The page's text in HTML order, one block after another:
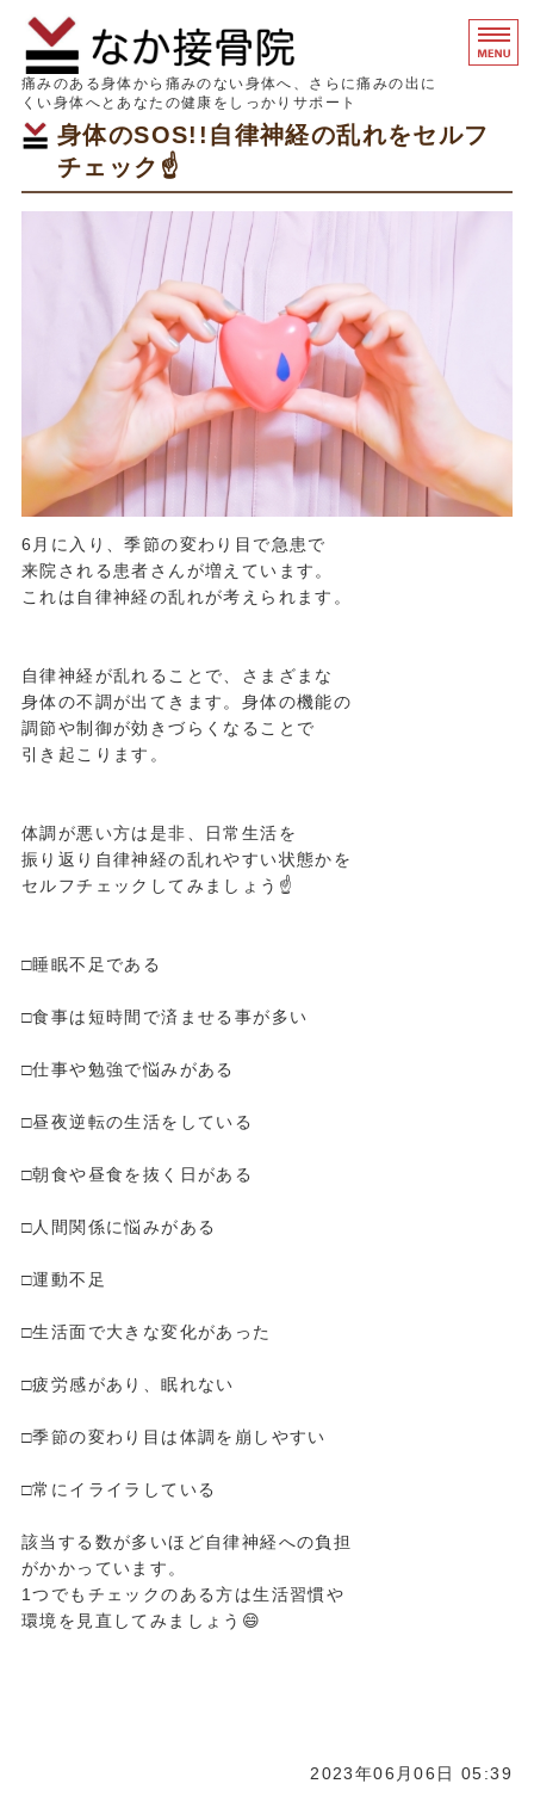
なか接骨院
痛みのある身体から痛みのない身体へ、さらに痛みの出に
くい身体へとあなたの健康をしっかりサポート
ホーム
初めての方へ
症状別 痛みの原因
身体のSOS!!自律神経の乱れをセルフ
チェック☝️
6月に入り、季節の変わり目で急患で
来院される患者さんが増えています。
これは自律神経の乱れが考えられます。
自律神経が乱れることで、さまざまな
身体の不調が出てきます。身体の機能の
調節や制御が効きづらくなることで
引き起こります。
体調が悪い方は是非、日常生活を
振り返り自律神経の乱れやすい状態かを
セルフチェックしてみましょう☝️
□睡眠不足である
□食事は短時間で済ませる事が多い
□仕事や勉強で悩みがある
□昼夜逆転の生活をしている
□朝食や昼食を抜く日がある
□人間関係に悩みがある
□運動不足
□生活面で大きな変化があった
□疲労感があり、眠れない
□季節の変わり目は体調を崩しやすい
□常にイライラしている
該当する数が多いほど自律神経への負担
がかかっています。
1つでもチェックのある方は生活習慣や
環境を見直してみましょう😄
2023年06月06日 05:39